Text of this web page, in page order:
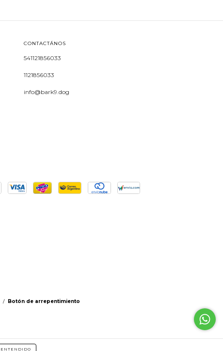
ENTENDIDO
CONTACTÁNOS
541121856033
1121856033
info@bark9.dog
/ Botón de arrepentimiento